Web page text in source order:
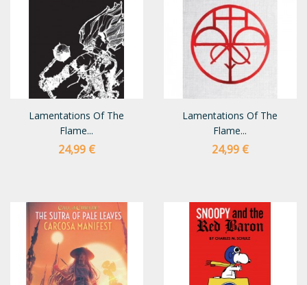
Lamentations Of The
Flame...
Preço
24,99 €
Lamentations Of The
Flame...
Preço
24,99 €